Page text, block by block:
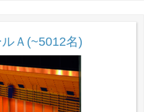
Ａ(~5012名)